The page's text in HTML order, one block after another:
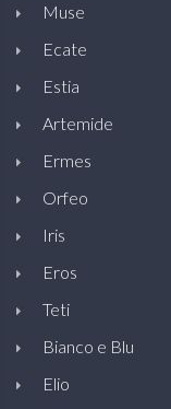
Muse
Ecate
Estia
Artemide
Ermes
Orfeo
Iris
Eros
Teti
Bianco e Blu
Elio